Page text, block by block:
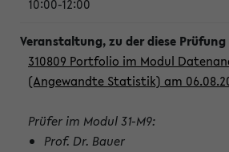
10:00-12:00
310809 Portfolio im Modul
(Angewandte Statistik) am
Prüfer im Modul 31-M9:
Prof. Dr. Bauer